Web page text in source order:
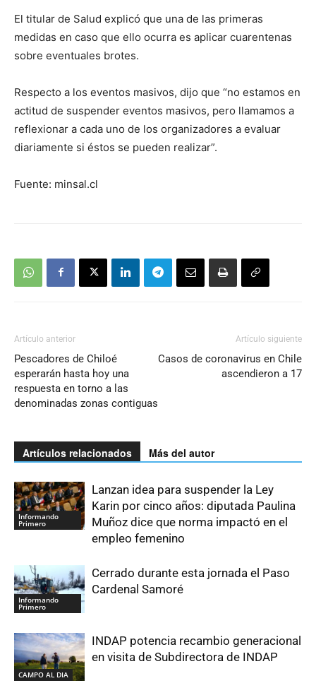
El titular de Salud explicó que una de las primeras
medidas en caso que ello ocurra es aplicar cuarentenas
sobre eventuales brotes.
Respecto a los eventos masivos, dijo que “no estamos en
actitud de suspender eventos masivos, pero llamamos a
reflexionar a cada uno de los organizadores a evaluar
diariamente si éstos se pueden realizar”.
Fuente: minsal.cl
Artículo anterior
Pescadores de Chiloé
esperarán hasta hoy una
respuesta en torno a las
denominadas zonas contiguas
Artículo siguiente
Casos de coronavirus en Chile
ascendieron a 17
Artículos relacionados Más del autor
Informando
Primero
Lanzan idea para suspender la Ley
Karin por cinco años: diputada Paulina
Muñoz dice que norma impactó en el
empleo femenino
Informando
Primero
Cerrado durante esta jornada el Paso
Cardenal Samoré
CAMPO AL DIA
INDAP potencia recambio generacional
en visita de Subdirectora de INDAP